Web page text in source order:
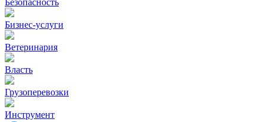
Бизнес-услуги
Ветеринария
Власть
Грузоперевозки
Инструмент